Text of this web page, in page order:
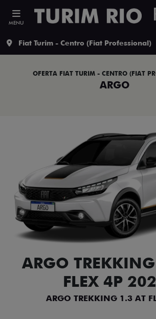
MENU
Fiat Turim - Centro (Fiat Professional)
OFERTA FIAT TURIM - CENTRO (FIAT
ARGO
ARGO
FLEX 4P
ARGO TREKKING 1.3 AT